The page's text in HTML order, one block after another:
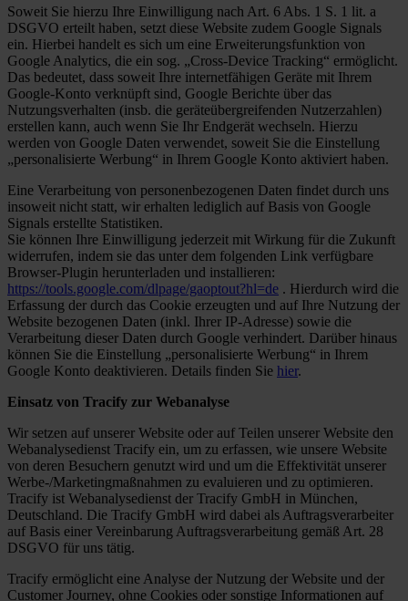
Soweit Sie hierzu Ihre Einwilligung nach Art. 6 Abs. 1 S. 1 lit. a
DSGVO erteilt haben, setzt diese Website zudem Google Signals
ein. Hierbei handelt es sich um eine Erweiterungsfunktion von
Google Analytics, die ein sog. „Cross-Device Tracking“ ermöglicht.
Das bedeutet, dass soweit Ihre internetfähigen Geräte mit Ihrem
Google-Konto verknüpft sind, Google Berichte über das
Nutzungsverhalten (insb. die geräteübergreifenden Nutzerzahlen)
erstellen kann, auch wenn Sie Ihr Endgerät wechseln. Hierzu
werden von Google Daten verwendet, soweit Sie die Einstellung
„personalisierte Werbung“ in Ihrem Google Konto aktiviert haben.
Eine Verarbeitung von personenbezogenen Daten findet durch uns
insoweit nicht statt, wir erhalten lediglich auf Basis von Google
Signals erstellte Statistiken.
Sie können Ihre Einwilligung jederzeit mit Wirkung für die Zukunft
widerrufen, indem sie das unter dem folgenden Link verfügbare
Browser-Plugin herunterladen und installieren:
https://tools.google.com/dlpage/gaoptout?hl=de . Hierdurch wird die
Erfassung der durch das Cookie erzeugten und auf Ihre Nutzung der
Website bezogenen Daten (inkl. Ihrer IP-Adresse) sowie die
Verarbeitung dieser Daten durch Google verhindert. Darüber hinaus
können Sie die Einstellung „personalisierte Werbung“ in Ihrem
Google Konto deaktivieren. Details finden Sie hier.
Einsatz von Tracify zur Webanalyse
Wir setzen auf unserer Website oder auf Teilen unserer Website den
Webanalysedienst Tracify ein, um zu erfassen, wie unsere Website
von deren Besuchern genutzt wird und um die Effektivität unserer
Werbe-/Marketingmaßnahmen zu evaluieren und zu optimieren.
Tracify ist Webanalysedienst der Tracify GmbH in München,
Deutschland. Die Tracify GmbH wird dabei als Auftragsverarbeiter
auf Basis einer Vereinbarung Auftragsverarbeitung gemäß Art. 28
DSGVO für uns tätig.
Tracify ermöglicht eine Analyse der Nutzung der Website und der
Customer Journey, ohne Cookies oder sonstige Informationen auf